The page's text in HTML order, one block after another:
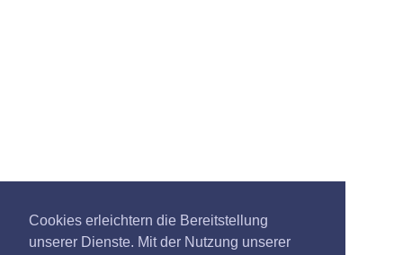
Cookies erleichtern die Bereitstellung
unserer Dienste. Mit der Nutzung unserer